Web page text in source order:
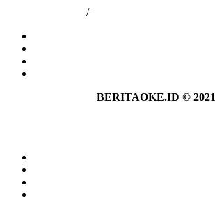
/
BERITAOKE.ID © 2021